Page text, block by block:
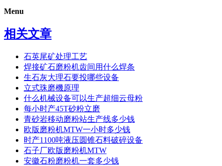
Menu
相关文章
石英尾矿处理工艺
焊接矿石磨粉机齿间用什么焊条
生石灰大理石要投哪些设备
立式珠磨機原理
什么机械设备可以生产超细云母粉
每小时产45T砂粉立磨
青砂岩移动磨粉站生产线多少钱
欧版磨粉机MTW一小时多少钱
时产1100吨液压圆锥石料破碎设备
石子厂欧版磨粉机MTW
安徽石粉磨粉机一套多少钱